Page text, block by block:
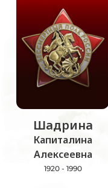
Шадрина
Капиталина
Алексеевна
1920 - 1990